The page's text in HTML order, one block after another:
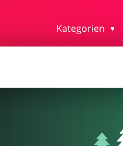
Kategorien